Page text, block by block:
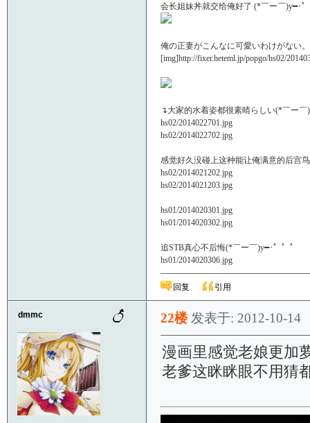
会长姐妹丼就交给俺好了 (*￣ー￣)y━･
俺の正妻がこんなに可愛いわけがない
[img]http://fixer.heteml.jp/popgo/hs02/
↴大家的水着姿都很素晴らしい(*￣ー￣
hs02/2014022701.jpg
hs02/2014022702.jpg
感觉好久没碰上这种能让俺满意的后宫
hs02/2014021202.jpg
hs02/2014021203.jpg
hs01/2014020301.jpg
hs01/2014020302.jpg
追STB真心不后悔(*￣ー￣)y━･゜゜゜
hs01/2014020306.jpg
回复 引用
dmmc 22楼 发表于: 2012-10-14
漫画里感觉老娘更
老爹这眯眯眼不用猜